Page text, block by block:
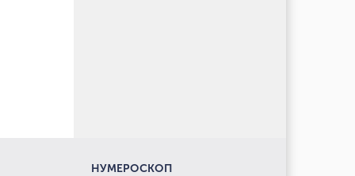
НУМЕРОСКОП